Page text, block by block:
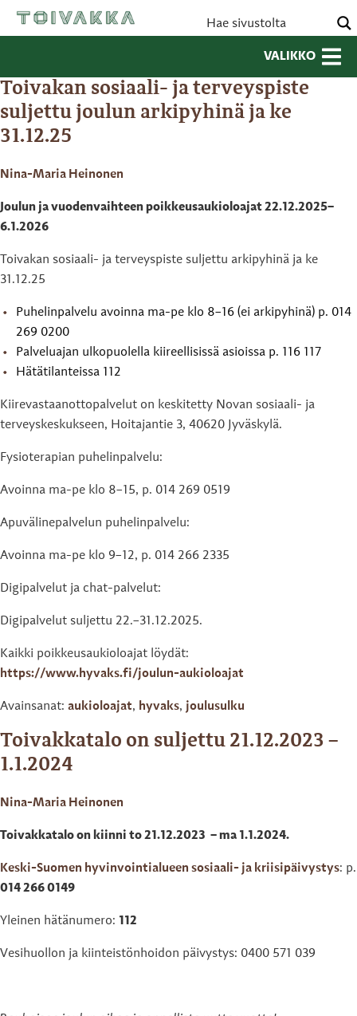
VALIKKO
Toivakan sosiaali- ja terveyspiste
suljettu joulun arkipyhinä ja ke
31.12.25
Nina-Maria Heinonen
Joulun ja vuodenvaihteen poikkeusaukioloajat 22.12.2025–
6.1.2026
Toivakan sosiaali- ja terveyspiste suljettu arkipyhinä ja ke
31.12.25
Puhelinpalvelu avoinna ma-pe klo 8–16 (ei arkipyhinä) p. 014
269 0200
Palveluajan ulkopuolella kiireellisissä asioissa p. 116 117
Hätätilanteissa 112
Kiirevastaanottopalvelut on keskitetty Novan sosiaali- ja
terveyskeskukseen, Hoitajantie 3, 40620 Jyväskylä.
Fysioterapian puhelinpalvelu:
Avoinna ma-pe klo 8–15, p. 014 269 0519
Apuvälinepalvelun puhelinpalvelu:
Avoinna ma-pe klo 9–12, p. 014 266 2335
Digipalvelut ja chat-palvelut:
Digipalvelut suljettu 22.–31.12.2025.
Kaikki poikkeusaukioloajat löydät:
https://www.hyvaks.fi/joulun-aukioloajat
Avainsanat: aukioloajat, hyvaks, joulusulku
Toivakkatalo on suljettu 21.12.2023 –
1.1.2024
Nina-Maria Heinonen
Toivakkatalo on kiinni to 21.12.2023 – ma 1.1.2024.
Keski-Suomen hyvinvointialueen sosiaali- ja kriisipäivystys: p.
014 266 0149
Yleinen hätänumero: 112
Vesihuollon ja kiinteistönhoidon päivystys: 0400 571 039